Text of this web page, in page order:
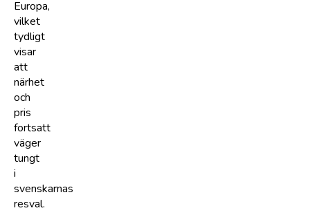
Europa,
vilket
tydligt
visar
att
närhet
och
pris
fortsatt
väger
tungt
i
svenskarnas
resval.